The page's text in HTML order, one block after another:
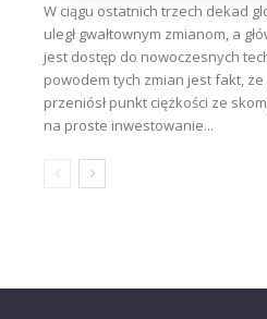
W ciągu ostatnich trzech dekad
uległ gwałtownym zmianom, a
jest dostęp do nowoczesnych
powodem tych zmian jest fakt,
przeniósł punkt ciężkości ze
na proste inwestowanie...